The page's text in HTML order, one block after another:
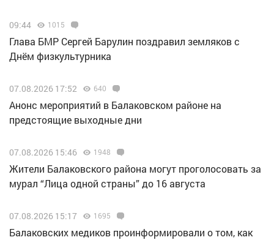
09:44 1015
Глава БМР Сергей Барулин поздравил земляков с
Днём физкультурника
07.08.2026 17:52 640
Анонс мероприятий в Балаковском районе на
предстоящие выходные дни
07.08.2026 15:46 1948
Жители Балаковского района могут проголосовать за
мурал “Лица одной страны” до 16 августа
07.08.2026 15:17 1695
Балаковских медиков проинформировали о том, как